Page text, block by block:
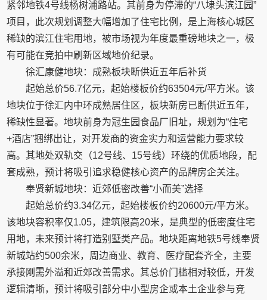
紧邻地铁4号线杨树浦路站。其前身为停滞的“八埭头滨江园”
项目，此次规划调整大幅增加了住宅比例，是上海核心城区
稀缺的滨江住宅用地，被市场视为年度最重磅地块之一，极
有可能在竞拍中刷新区域地价纪录。‌‌‌‌
‌徐汇康健地块：成熟板块断供近五年后补货‌
‌起始总价56.7亿元，起始楼板价约63504元/平方米‌。该
地块位于徐汇内中环成熟居住区，板块新房已断供近五年，
稀缺性显著。地块前身为冠生园食品厂旧址，规划为“住宅
+酒店”捆绑出让，对开发商的资金实力和运营能力要求较
高。其地处双轨交（12号线、15号线）环绕的优质地段，配
套成熟，预计将吸引追求稳健核心资产的品牌房企关注。‌‌‌‌
‌奉贤新城地块：近郊低密改善“小而美”选择‌
‌起始总价约3.34亿元，起始楼板价约20600元/平方米‌。
该地块容积率仅1.05，建筑限高20米，是典型的低密度住宅
用地，未来预计将打造别墅类产品。地块距离地铁5号线奉贤
新城站约500余米，周边商业、教育、医疗配套齐全，主要
承接刚需外溢和近郊改善需求。其总价门槛相对较低，开发
逻辑清晰，预计将吸引部分中小型房企或本土企业参与竞